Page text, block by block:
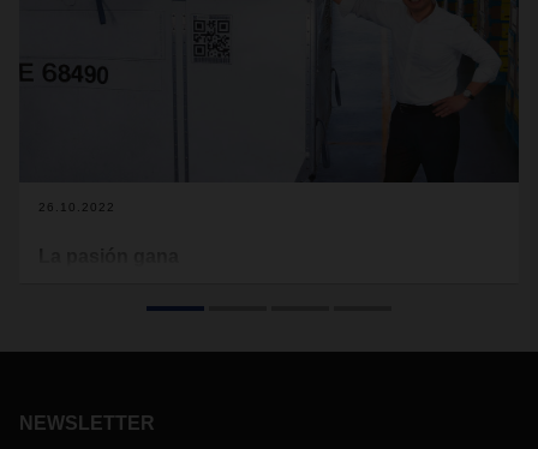
26.10.2022
personas, especialmente en tiempos difíciles.
NEWSLETTER